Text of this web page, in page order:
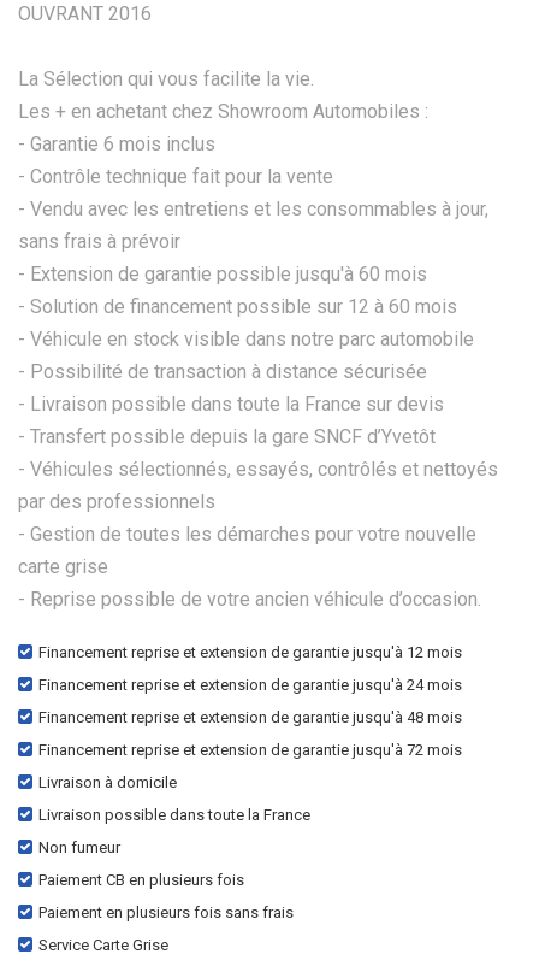
OUVRANT 2016
La Sélection qui vous facilite la vie.
Les + en achetant chez Showroom Automobiles :
- Garantie 6 mois inclus
- Contrôle technique fait pour la vente
- Vendu avec les entretiens et les consommables à jour,
sans frais à prévoir
- Extension de garantie possible jusqu'à 60 mois
- Solution de financement possible sur 12 à 60 mois
- Véhicule en stock visible dans notre parc automobile
- Possibilité de transaction à distance sécurisée
- Livraison possible dans toute la France sur devis
- Transfert possible depuis la gare SNCF d’Yvetôt
- Véhicules sélectionnés, essayés, contrôlés et nettoyés
par des professionnels
- Gestion de toutes les démarches pour votre nouvelle
carte grise
- Reprise possible de votre ancien véhicule d’occasion.
Financement reprise et extension de garantie jusqu'à 12 mois
Financement reprise et extension de garantie jusqu'à 24 mois
Financement reprise et extension de garantie jusqu'à 48 mois
Financement reprise et extension de garantie jusqu'à 72 mois
Livraison à domicile
Livraison possible dans toute la France
Non fumeur
Paiement CB en plusieurs fois
Paiement en plusieurs fois sans frais
Service Carte Grise